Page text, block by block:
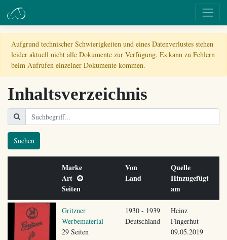
Aufgrund technischer Schwierigkeiten und eines Datenverlustes stehen
leider aktuell nicht alle Dokumente zur Verfügung. Es kann zu Fehlern
beim Aufrufen einzelner Dokumente kommen.
Inhaltsverzeichnis
Suchen
Marke
Art
Seiten
Von
Land
Quelle
Hinzugefügt
am
Gritzner
Werbematerial
29 Seiten
1930 - 1939
Deutschland
Heinz
Fingerhut
09.05.2019